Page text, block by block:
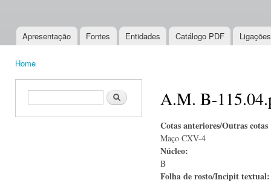
Main menu
Apresentação Fontes Entidades Catálogo PDF
Home
Search form Search A.M. B-
Cotas anteriores/Outras
Maço CXV-4
Núcleo:
B
Folha de rosto/Incipit